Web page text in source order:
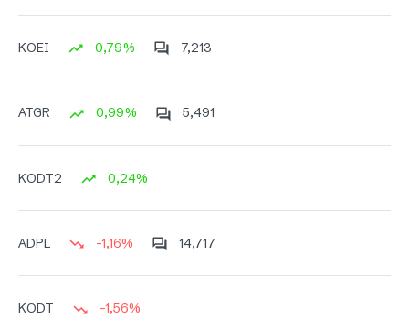
KOEI 0,79% 7,213
ATGR 0,99% 5,491
KODT2 0,24%
ADPL -1,16% 14,717
KODT -1,56%